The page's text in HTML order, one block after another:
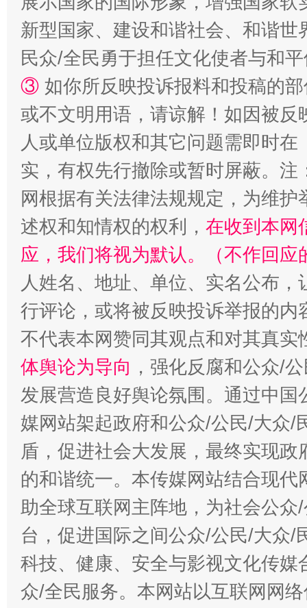
招工难、用工荒背后
新型国家、建设和谐社会、和谐
民众/全民勇于担任文化使者与和
③ 如你所反映投诉报料和投稿的
或不文明用语，请谅解！如因被
人或单位版权和其它问题需即时在
实，有权先行撤除或暂时屏蔽。
网根据有关法律法规规定，为维
述权和知情权的权利， 在收到本网
应，我们将视为默认。（不作回应
人姓名、地址、单位、实名公布
行评论，或将被反映投诉举报的
不代表本网赞同其观点和对其真实
体舆论为导向 ，强化反腐和公众/
发展营造良好舆论氛围。通过中
媒网站架起政府和公众/公民/大众/
盾，促进社会大发展，最终实现
的和谐统一。本传媒网站结合现
助全球互联网主阵地，为社会公
台，促进国际之间公众/公民/大众/
科技、健康、安全与影视文化传
众/全民服务。本网站以互联网网